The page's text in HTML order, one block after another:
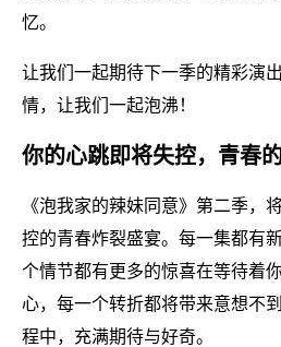
忆。
让我们一起期待下一季的精彩演
情，让我们一起泡沸！
你的心跳即将失控，青春
《泡我家的辣妹同意》第二季，
控的青春炸裂盛宴。每一集都有
个情节都有更多的惊喜在等待着
心，每一个转折都将带来意想不
程中，充满期待与好奇。